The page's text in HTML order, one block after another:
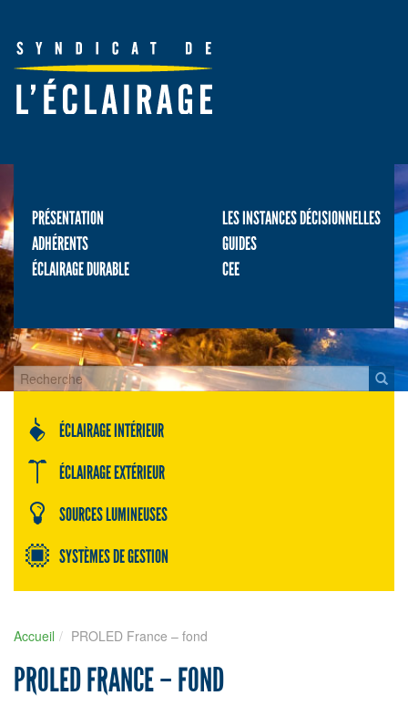
PRÉSENTATION
LES INSTANCES DÉCISIONNELLES
ADHÉRENTS
GUIDES
ÉCLAIRAGE DURABLE
CEE
ÉCLAIRAGE INTÉRIEUR
ÉCLAIRAGE EXTÉRIEUR
SOURCES LUMINEUSES
SYSTÈMES DE GESTION
Accueil PROLED France – fond
PROLED FRANCE – FOND